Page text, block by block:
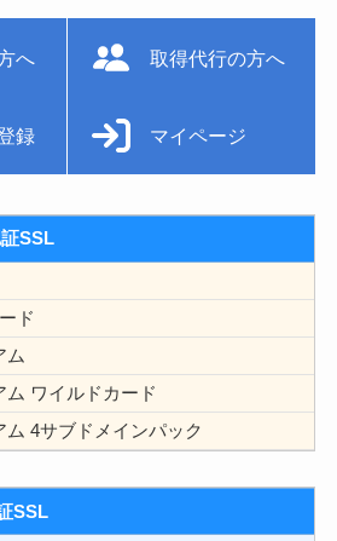
へ 取得代行の方へ
録 マイページ
SSL
ド
ム
ム ワイルドカード
ム 4サブドメインパック
SSL